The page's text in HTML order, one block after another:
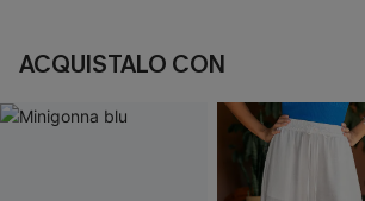
ACQUISTALO CON